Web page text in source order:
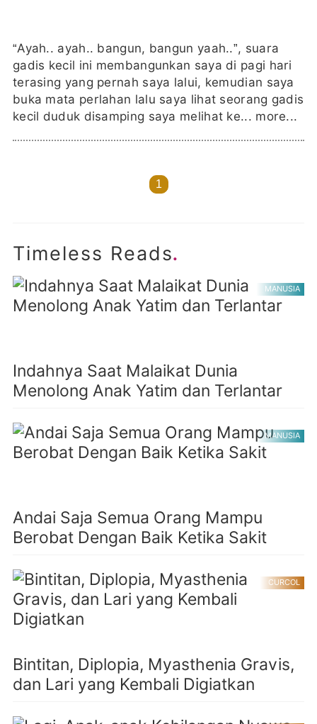
“Ayah.. ayah.. bangun, bangun yaah..”, suara
gadis kecil ini membangunkan saya di pagi hari
terasing yang pernah saya lalui, kemudian saya
buka mata perlahan lalu saya lihat seorang gadis
kecil duduk disamping saya melihat ke... more...
1
Timeless Reads.
MANUSIA
Indahnya Saat Malaikat Dunia
Menolong Anak Yatim dan Terlantar
MANUSIA
Andai Saja Semua Orang Mampu
Berobat Dengan Baik Ketika Sakit
CURCOL
Bintitan, Diplopia, Myasthenia Gravis,
dan Lari yang Kembali Digiatkan